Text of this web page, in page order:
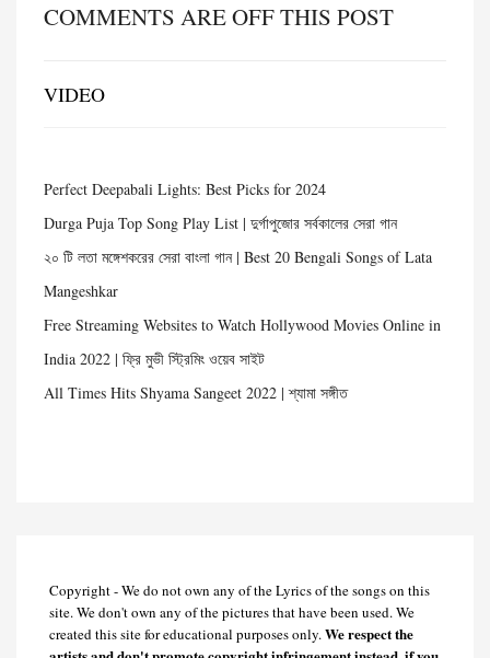
COMMENTS ARE OFF THIS POST
VIDEO
Perfect Deepabali Lights: Best Picks for 2024
Durga Puja Top Song Play List | দুর্গাপুজোর সর্বকালের সেরা গান
২০ টি লতা মঙ্গেশকরের সেরা বাংলা গান | Best 20 Bengali Songs of Lata
Mangeshkar
Free Streaming Websites to Watch Hollywood Movies Online in
India 2022 | ফ্রি মুভী স্ট্রিমিং ওয়েব সাইট
All Times Hits Shyama Sangeet 2022 | শ্যামা সঙ্গীত
Copyright - We do not own any of the Lyrics of the songs on this
site. We don't own any of the pictures that have been used. We
created this site for educational purposes only.We respect the